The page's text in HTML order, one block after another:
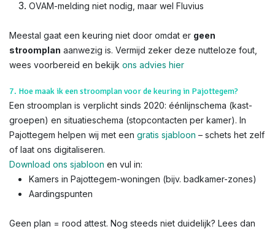
OVAM-melding niet nodig, maar wel Fluvius
Meestal gaat een keuring niet door omdat er geen
stroomplan aanwezig is. Vermijd zeker deze nutteloze fout,
wees voorbereid en bekijk ons advies hier
7. Hoe maak ik een stroomplan voor de keuring in Pajottegem?
Een stroomplan is verplicht sinds 2020: éénlijnschema (kast-
groepen) en situatieschema (stopcontacten per kamer). In
Pajottegem helpen wij met een gratis sjabloon – schets het zelf
of laat ons digitaliseren.
Download ons sjabloon en vul in:
Kamers in Pajottegem-woningen (bijv. badkamer-zones)
Aardingspunten
Geen plan = rood attest. Nog steeds niet duidelijk? Lees dan